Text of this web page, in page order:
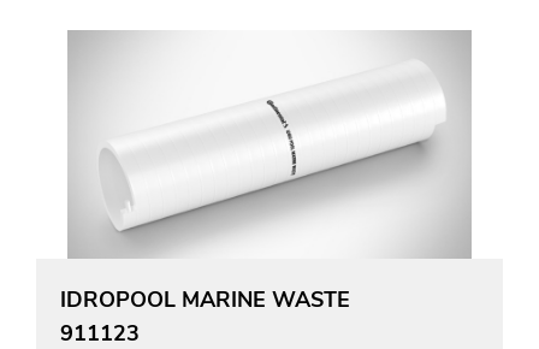
IDROPOOL MARINE WASTE
911123